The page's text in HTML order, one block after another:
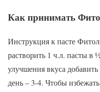
Как принимать
Инструкция к пасте
растворить 1 ч.л. пасты в
улучшения вкуса
день – 3-4. Чтобы